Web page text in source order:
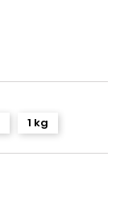
1 kg